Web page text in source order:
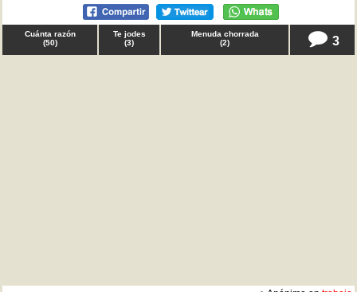
Cuánta razón
(50)
Te jodes
(3)
Menuda chorrada
(2) 3